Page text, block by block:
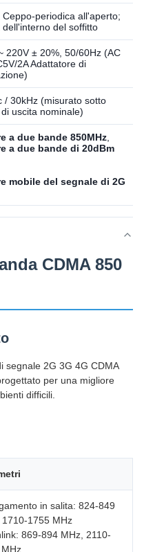
Ceppo-periodica all'aperto;
dell'interno del soffitto
220V ± 20%, 50/60Hz (AC
2A Adattatore di
/ 30kHz (misurato sotto
uscita nominale)
a due bande 850MHz
a due bande di 20dBm
mobile del segnale di 2G
CDMA 850
segnale 2G 3G 4G CDMA
per una migliore
difficili.
in salita: 824-849
1710-1755 MHz
869-894 MHz, 2110-